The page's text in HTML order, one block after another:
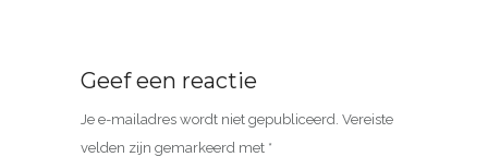
Geef een reactie
Je e-mailadres wordt niet gepubliceerd. Vereiste
velden zijn gemarkeerd met *